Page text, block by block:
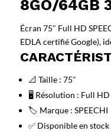
8GO/64GB
Écran 75″ Full HD
EDLA certifié Google),
📐 Taille : 75″
🖥️ Résolution : Full HD
🏷️ Marque : SPEECHI
✅ Disponible en